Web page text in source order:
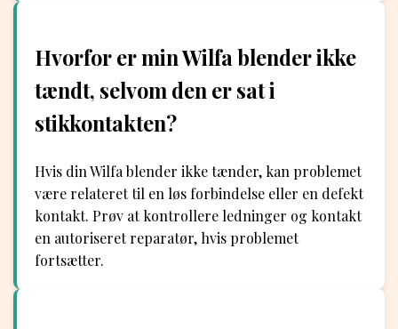
Hvorfor er min Wilfa blender ikke
tændt, selvom den er sat i
stikkontakten?
Hvis din Wilfa blender ikke tænder, kan problemet
være relateret til en løs forbindelse eller en defekt
kontakt. Prøv at kontrollere ledninger og kontakt
en autoriseret reparatør, hvis problemet
fortsætter.